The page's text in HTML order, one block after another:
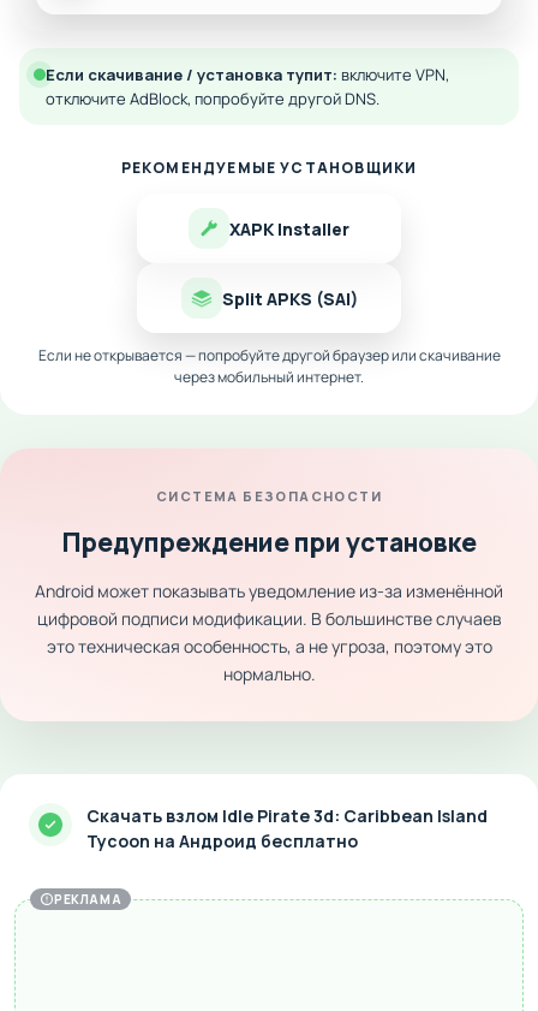
Если скачивание / установка тупит: включите VPN,
отключите AdBlock, попробуйте другой DNS.
РЕКОМЕНДУЕМЫЕ УСТАНОВЩИКИ
XAPK Installer
Split APKS (SAI)
Если не открывается — попробуйте другой браузер или скачивание
через мобильный интернет.
СИСТЕМА БЕЗОПАСНОСТИ
Предупреждение при установке
Android может показывать уведомление из-за изменённой
цифровой подписи модификации. В большинстве случаев
это техническая особенность, а не угроза, поэтому это
нормально.
Скачать взлом Idle Pirate 3d: Caribbean Island
Tycoon на Андроид бесплатно
РЕКЛАМА